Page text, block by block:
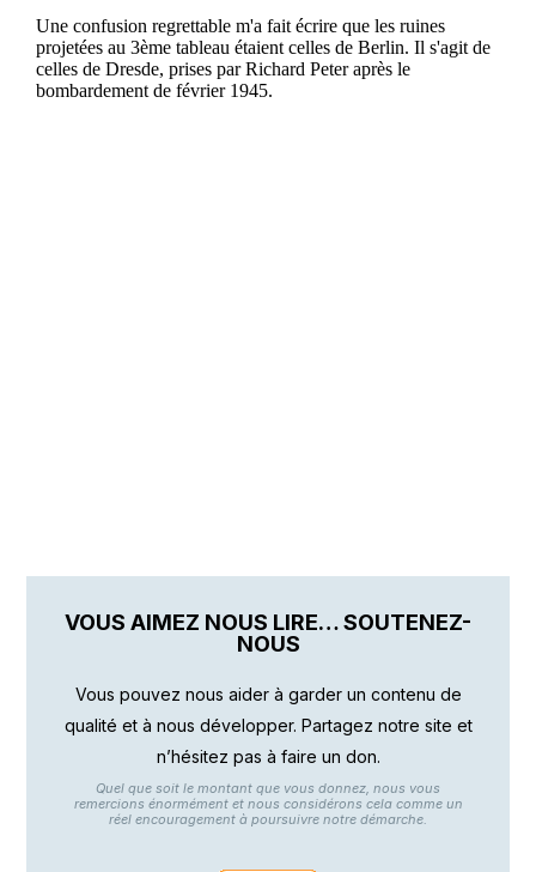
VOUS AIMEZ NOUS LIRE… SOUTENEZ-
NOUS
Vous pouvez nous aider à garder un contenu de
qualité et à nous développer. Partagez notre site et
n’hésitez pas à faire un don.
Quel que soit le montant que vous donnez, nous vous
remercions énormément et nous considérons cela comme un
réel encouragement à poursuivre notre démarche.